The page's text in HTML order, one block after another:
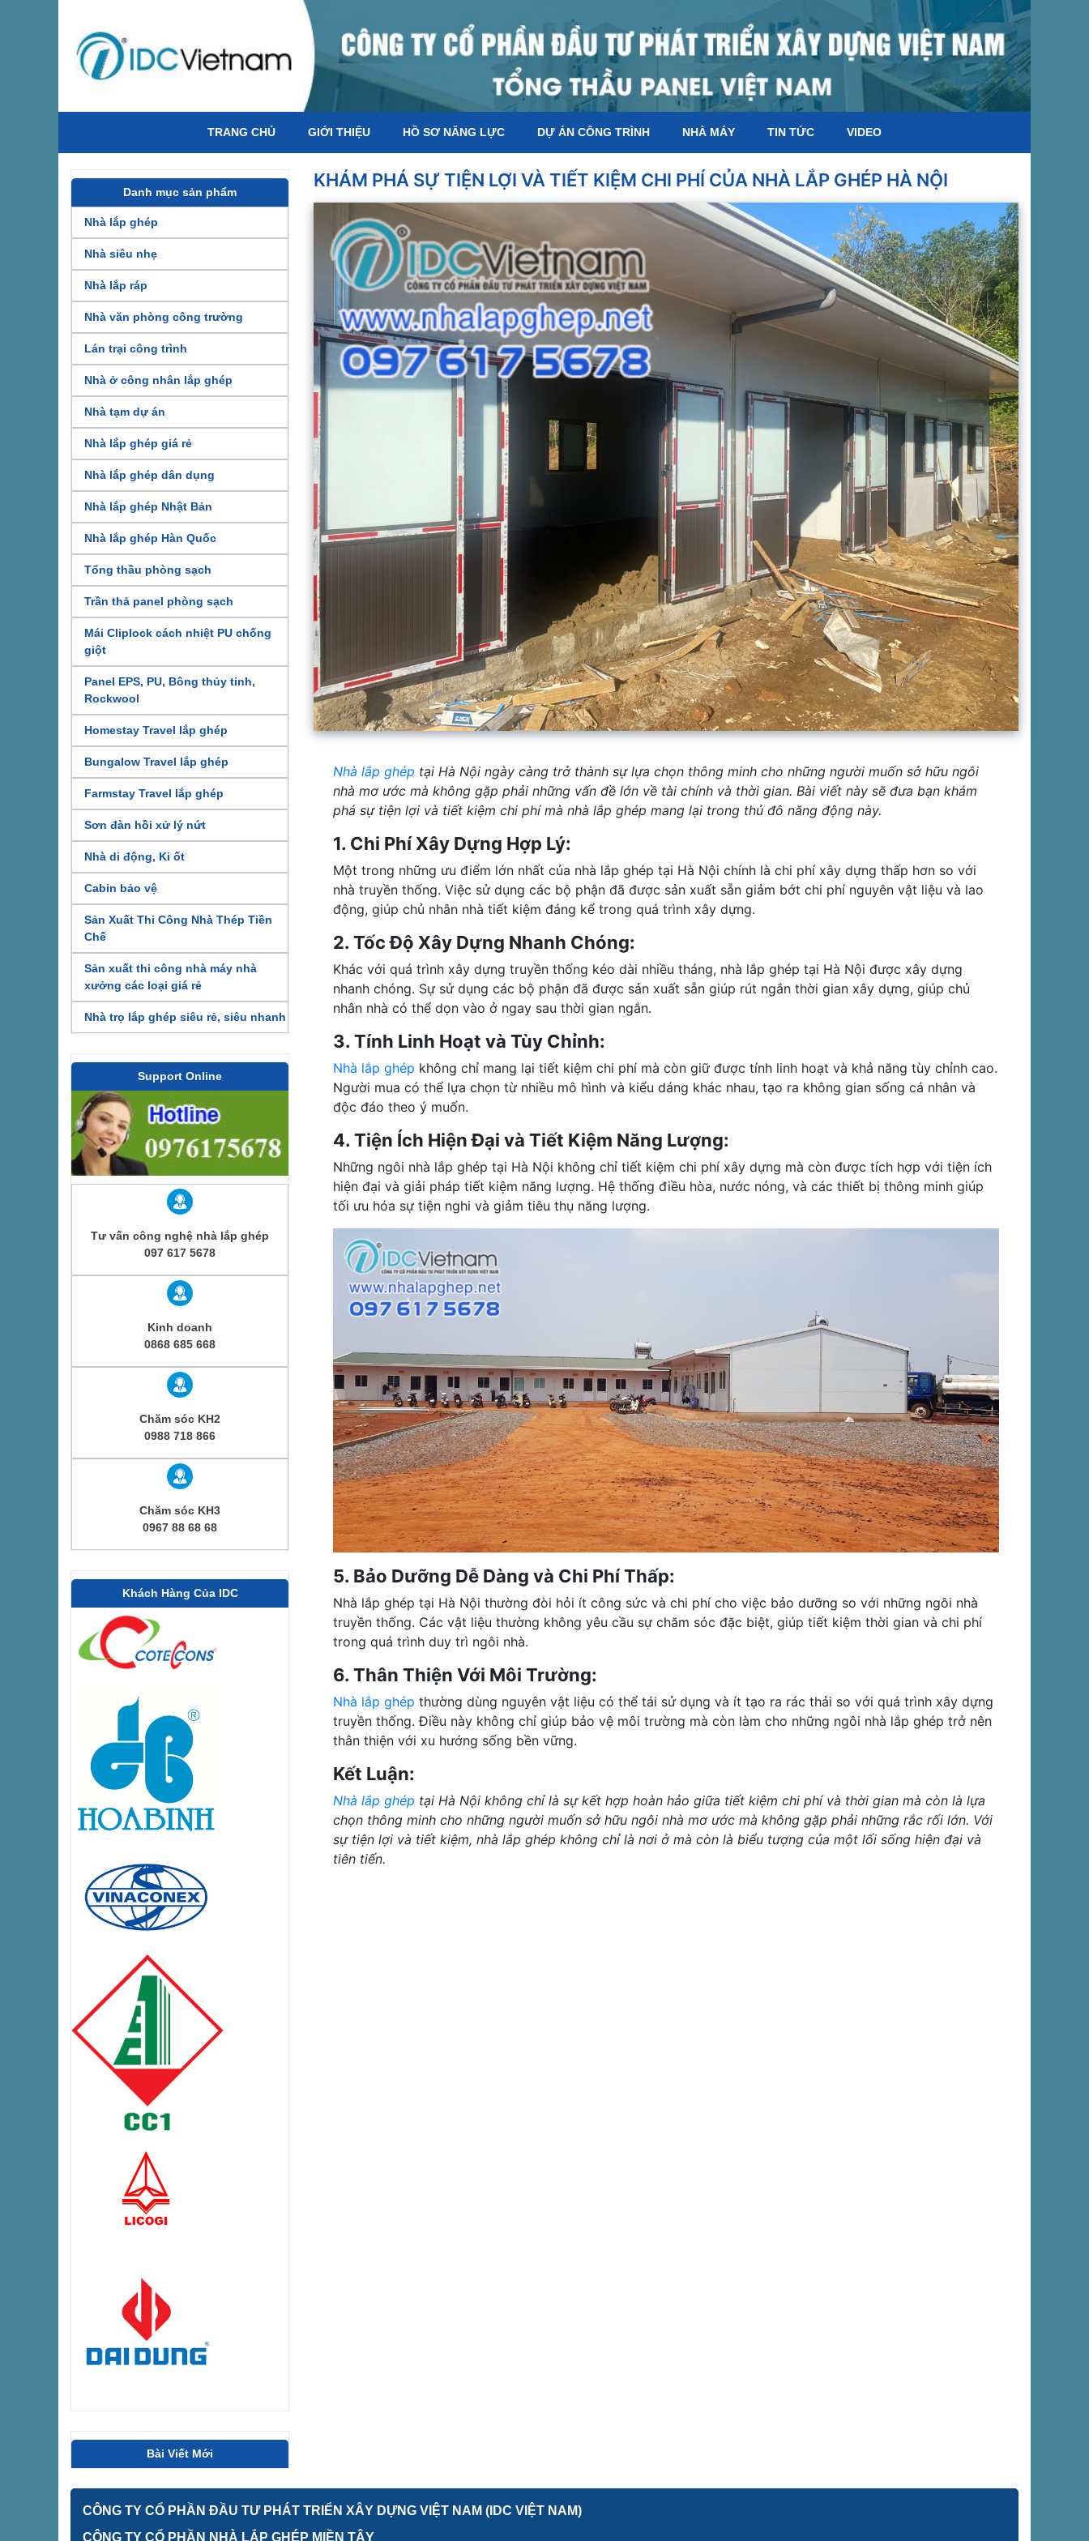
TRANG CHỦ GIỚI THIỆU HỒ SƠ NĂNG LỰC DỰ ÁN CÔNG TRÌNH NHÀ MÁY TIN TỨC VIDEO
Danh mục sản phẩm
Nhà lắp ghép
Nhà siêu nhẹ
Nhà lắp ráp
Nhà văn phòng công trường
Lán trại công trình
Nhà ở công nhân lắp ghép
Nhà tạm dự án
Nhà lắp ghép giá rẻ
Nhà lắp ghép dân dụng
Nhà lắp ghép Nhật Bản
Nhà lắp ghép Hàn Quốc
Tổng thầu phòng sạch
Trần thả panel phòng sạch
Mái Cliplock cách nhiệt PU chống
giột
Panel EPS, PU, Bông thủy tinh,
Rockwool
Homestay Travel lắp ghép
Bungalow Travel lắp ghép
Farmstay Travel lắp ghép
Sơn đàn hồi xử lý nứt
Nhà di động, Ki ốt
Cabin bảo vệ
Sản Xuất Thi Công Nhà Thép Tiền
Chế
Sản xuất thi công nhà máy nhà
xưởng các loại giá rẻ
Nhà trọ lắp ghép siêu rẻ, siêu nhanh
Support Online
Tư vấn công nghệ nhà lắp ghép
097 617 5678
Kinh doanh
0868 685 668
Chăm sóc KH2
0988 718 866
Chăm sóc KH3
0967 88 68 68
Khách Hàng Của IDC
Bài Viết Mới
KHÁM PHÁ SỰ TIỆN LỢI VÀ TIẾT KIỆM CHI PHÍ CỦA NHÀ LẮP GHÉP HÀ NỘI
Nhà lắp ghép tại Hà Nội ngày càng trở thành sự lựa chọn thông minh cho những người muốn sở hữu ngôi
nhà mơ ước mà không gặp phải những vấn đề lớn về tài chính và thời gian. Bài viết này sẽ đưa bạn khám
phá sự tiện lợi và tiết kiệm chi phí mà nhà lắp ghép mang lại trong thủ đô năng động này.
1. Chi Phí Xây Dựng Hợp Lý:
Một trong những ưu điểm lớn nhất của nhà lắp ghép tại Hà Nội chính là chi phí xây dựng thấp hơn so với
nhà truyền thống. Việc sử dụng các bộ phận đã được sản xuất sẵn giảm bớt chi phí nguyên vật liệu và lao
động, giúp chủ nhân nhà tiết kiệm đáng kể trong quá trình xây dựng.
2. Tốc Độ Xây Dựng Nhanh Chóng:
Khác với quá trình xây dựng truyền thống kéo dài nhiều tháng, nhà lắp ghép tại Hà Nội được xây dựng
nhanh chóng. Sự sử dụng các bộ phận đã được sản xuất sẵn giúp rút ngắn thời gian xây dựng, giúp chủ
nhân nhà có thể dọn vào ở ngay sau thời gian ngắn.
3. Tính Linh Hoạt và Tùy Chỉnh:
Nhà lắp ghép không chỉ mang lại tiết kiệm chi phí mà còn giữ được tính linh hoạt và khả năng tùy chỉnh cao.
Người mua có thể lựa chọn từ nhiều mô hình và kiểu dáng khác nhau, tạo ra không gian sống cá nhân và
độc đáo theo ý muốn.
4. Tiện Ích Hiện Đại và Tiết Kiệm Năng Lượng:
Những ngôi nhà lắp ghép tại Hà Nội không chỉ tiết kiệm chi phí xây dựng mà còn được tích hợp với tiện ích
hiện đại và giải pháp tiết kiệm năng lượng. Hệ thống điều hòa, nước nóng, và các thiết bị thông minh giúp
tối ưu hóa sự tiện nghi và giảm tiêu thụ năng lượng.
5. Bảo Dưỡng Dễ Dàng và Chi Phí Thấp:
Nhà lắp ghép tại Hà Nội thường đòi hỏi ít công sức và chi phí cho việc bảo dưỡng so với những ngôi nhà
truyền thống. Các vật liệu thường không yêu cầu sự chăm sóc đặc biệt, giúp tiết kiệm thời gian và chi phí
trong quá trình duy trì ngôi nhà.
6. Thân Thiện Với Môi Trường:
Nhà lắp ghép thường dùng nguyên vật liệu có thể tái sử dụng và ít tạo ra rác thải so với quá trình xây dựng
truyền thống. Điều này không chỉ giúp bảo vệ môi trường mà còn làm cho những ngôi nhà lắp ghép trở nên
thân thiện với xu hướng sống bền vững.
Kết Luận:
Nhà lắp ghép tại Hà Nội không chỉ là sự kết hợp hoàn hảo giữa tiết kiệm chi phí và thời gian mà còn là lựa
chọn thông minh cho những người muốn sở hữu ngôi nhà mơ ước mà không gặp phải những rắc rối lớn. Với
sự tiện lợi và tiết kiệm, nhà lắp ghép không chỉ là nơi ở mà còn là biểu tượng của một lối sống hiện đại và
tiên tiến.
CÔNG TY CỔ PHẦN ĐẦU TƯ PHÁT TRIỂN XÂY DỰNG VIỆT NAM (IDC VIỆT NAM)
CÔNG TY CỔ PHẦN NHÀ LẮP GHÉP MIỀN TÂY